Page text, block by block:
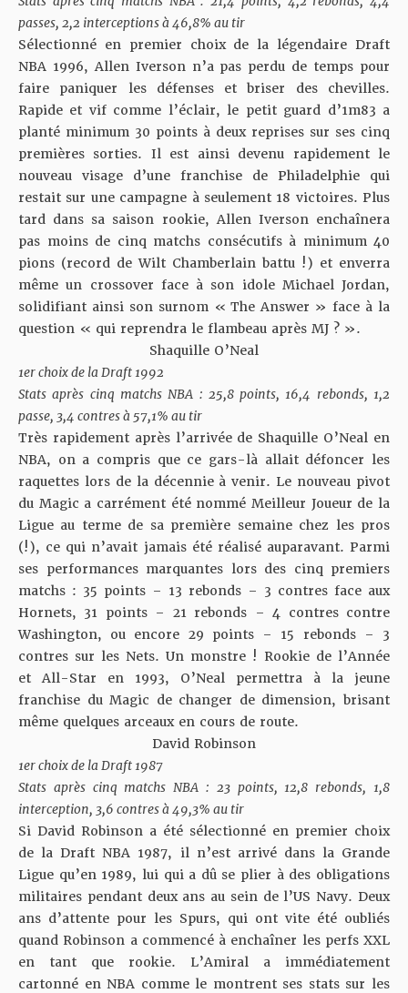
passes, 2,2 interceptions à 46,8% au tir
Sélectionné en premier choix de la légendaire Draft
NBA 1996, Allen Iverson n’a pas perdu de temps pour
faire paniquer les défenses et briser des chevilles.
Rapide et vif comme l’éclair, le petit guard d’1m83 a
planté minimum 30 points à deux reprises sur ses cinq
premières sorties. Il est ainsi devenu rapidement le
nouveau visage d’une franchise de Philadelphie qui
restait sur une campagne à seulement 18 victoires. Plus
tard dans sa saison rookie, Allen Iverson enchaînera
pas moins de cinq matchs consécutifs à minimum 40
pions (record de Wilt Chamberlain battu !) et enverra
même un crossover face à son idole Michael Jordan,
solidifiant ainsi son surnom « The Answer » face à la
question « qui reprendra le flambeau après MJ ? ».
Shaquille O’Neal
1er choix de la Draft 1992
Stats après cinq matchs NBA : 25,8 points, 16,4 rebonds, 1,2
passe, 3,4 contres à 57,1% au tir
Très rapidement après l’arrivée de Shaquille O’Neal en
NBA, on a compris que ce gars-là allait défoncer les
raquettes lors de la décennie à venir. Le nouveau pivot
du Magic a carrément été nommé Meilleur Joueur de la
Ligue au terme de sa première semaine chez les pros
(!), ce qui n’avait jamais été réalisé auparavant. Parmi
ses performances marquantes lors des cinq premiers
matchs : 35 points – 13 rebonds – 3 contres face aux
Hornets, 31 points – 21 rebonds – 4 contres contre
Washington, ou encore 29 points – 15 rebonds – 3
contres sur les Nets. Un monstre ! Rookie de l’Année
et All-Star en 1993, O’Neal permettra à la jeune
franchise du Magic de changer de dimension, brisant
même quelques arceaux en cours de route.
David Robinson
1er choix de la Draft 1987
Stats après cinq matchs NBA : 23 points, 12,8 rebonds, 1,8
interception, 3,6 contres à 49,3% au tir
Si David Robinson a été sélectionné en premier choix
de la Draft NBA 1987, il n’est arrivé dans la Grande
Ligue qu’en 1989, lui qui a dû se plier à des obligations
militaires pendant deux ans au sein de l’US Navy. Deux
ans d’attente pour les Spurs, qui ont vite été oubliés
quand Robinson a commencé à enchaîner les perfs XXL
en tant que rookie. L’Amiral a immédiatement
cartonné en NBA comme le montrent ses stats sur les